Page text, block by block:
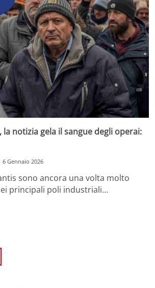
notizia gela il sangue degli operai:
6 Gennaio 2026
sono ancora una volta molto
principali poli industriali…